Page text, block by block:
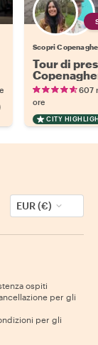
Scopri
Tour di
607
ore
CITY
EUR (€)
ospiti
per gli
per gli